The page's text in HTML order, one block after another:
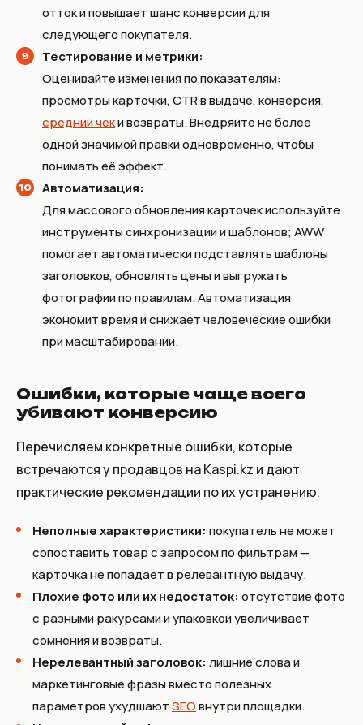
отток и повышает шанс конверсии для
следующего покупателя.
Тестирование и метрики:
Оценивайте изменения по показателям:
просмотры карточки, CTR в выдаче, конверсия,
средний чеки возвраты. Внедряйте не более
одной значимой правки одновременно, чтобы
понимать её эффект.
Автоматизация:
Для массового обновления карточек используйте
инструменты синхронизации и шаблонов; AWW
помогает автоматически подставлять шаблоны
заголовков, обновлять цены и выгружать
фотографии по правилам. Автоматизация
экономит время и снижает человеческие ошибки
при масштабировании.
Ошибки, которые чаще всего
убивают конверсию
Перечисляем конкретные ошибки, которые
встречаются у продавцов на Kaspi.kz и дают
практические рекомендации по их устранению.
Неполные характеристики: покупатель не может
сопоставить товар с запросом по фильтрам —
карточка не попадает в релевантную выдачу.
Плохие фото или их недостаток: отсутствие фото
с разными ракурсами и упаковкой увеличивает
сомнения и возвраты.
Нерелевантный заголовок: лишние слова и
маркетинговые фразы вместо полезных
параметров ухудшаютSEOвнутри площадки.